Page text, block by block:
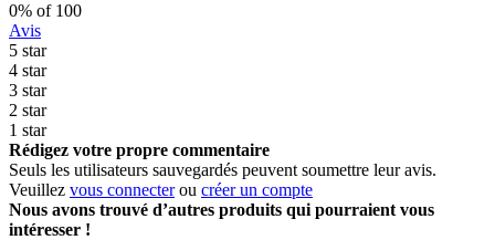
0% of 100
Avis
5 star
4 star
3 star
2 star
1 star
Rédigez votre propre commentaire
Seuls les utilisateurs sauvegardés peuvent soumettre leur avis.
Veuillez vous connecterou créer un compte
Nous avons trouvé d’autres produits qui pourraient vous
intéresser !